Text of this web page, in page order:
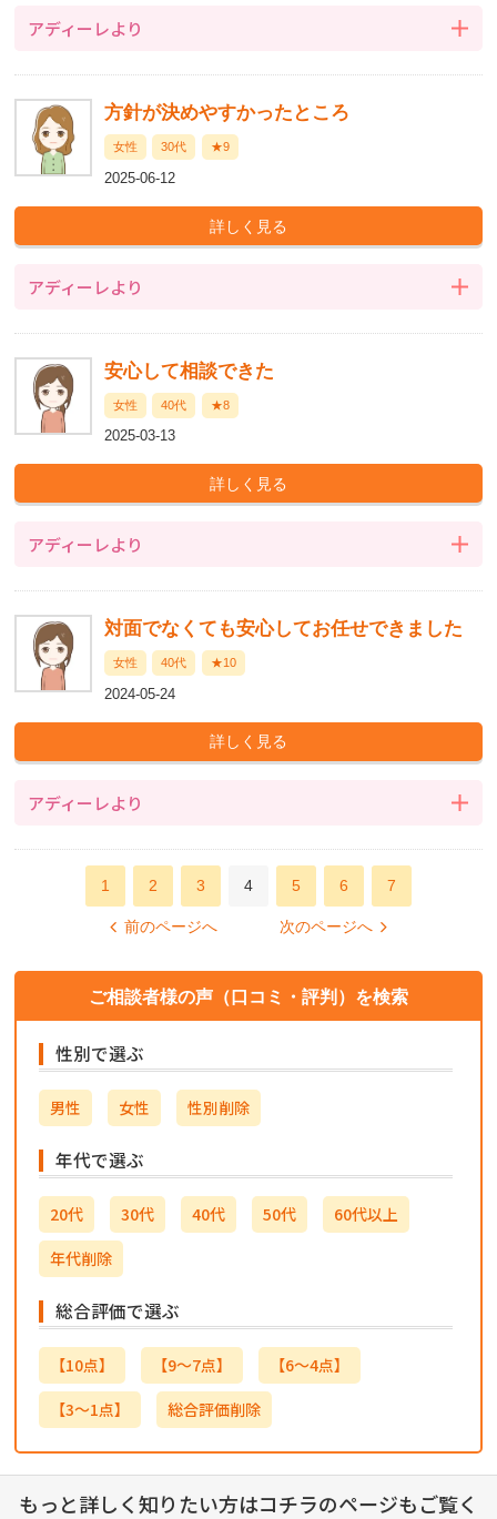
アディーレより
方針が決めやすかったところ
女性 30代 ★9
2025-06-12
アディーレより
安心して相談できた
女性 40代 ★8
2025-03-13
アディーレより
対面でなくても安心してお任せできました
女性 40代 ★10
2024-05-24
アディーレより
1 2 3 4 5 6 7
前のページへ 次のページへ
ご相談者様の声（口コミ・評判）を検索
性別で選ぶ
男性 女性 性別削除
年代で選ぶ
20代 30代 40代 50代
60代以上
年代削除
総合評価で選ぶ
【10点】 【9～7点】
【6～4点】
【3～1点】
総合評価削除
もっと詳しく知りたい方はコチラのページもご覧く